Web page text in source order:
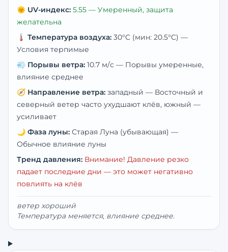
🌞 UV-индекс: 5.55 — Умеренный, защита
желательна
🌡️ Температура воздуха: 30°C (мин: 20.5°C) —
Условия терпимые
💨 Порывы ветра: 10.7 м/с — Порывы умеренные,
влияние среднее
🧭 Направление ветра: западный — Восточный и
северный ветер часто ухудшают клёв, южный —
усиливает
🌙 Фаза луны: Старая Луна (убывающая) —
Обычное влияние луны
Тренд давления: Внимание! Давление резко
падает последние дни — это может негативно
повлиять на клёв
ветер хороший
Температура меняется, влияние среднее.